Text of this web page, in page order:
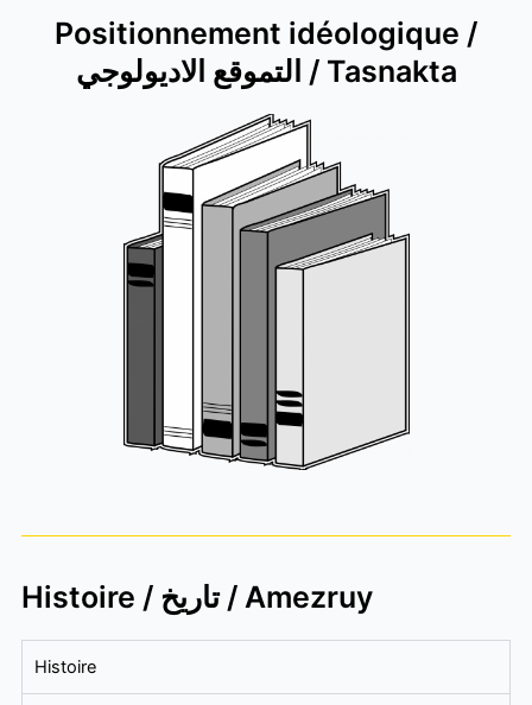
Positionnement idéologique /
التموقع الاديولوجي / Tasnakta
Histoire / تاريخ / Amezruy
Histoire